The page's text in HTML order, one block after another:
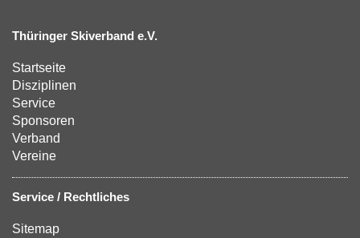
Thüringer Skiverband e.V.
Startseite
Disziplinen
Service
Sponsoren
Verband
Vereine
Service / Rechtliches
Sitemap